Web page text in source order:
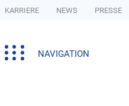
KARRIERE NEWS PRESSE
NAVIGATION